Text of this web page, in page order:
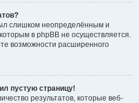
слишком неопределённым и
в phpBB не осуществляется.
возможности расширенного
пустую страницу!
результатов, которые веб-